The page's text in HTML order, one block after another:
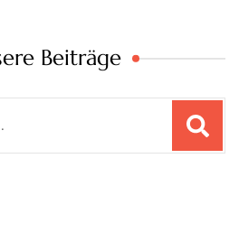
Beiträge